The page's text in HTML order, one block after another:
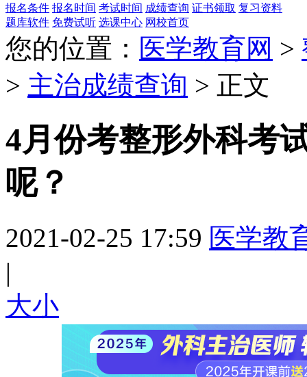
报名条件 报名时间 考试时间 成绩查询 证书领取 复习资料
题库软件 免费试听 选课中心 网校首页
您的位置： 医学教育网 >
> 主治成绩查询 > 正文
4月份考整形外科考
呢？
2021-02-25 17:59 医学教
|
大小